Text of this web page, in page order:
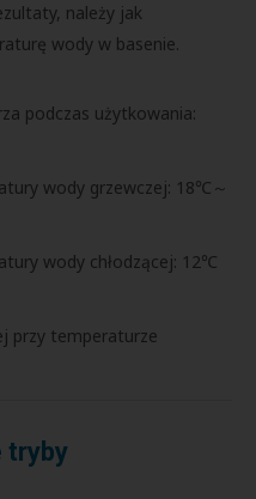
należy jak
wody w basenie.
podczas użytkowania:
wody grzewczej: 18℃～
wody chłodzącej: 12℃
przy temperaturze
tryby